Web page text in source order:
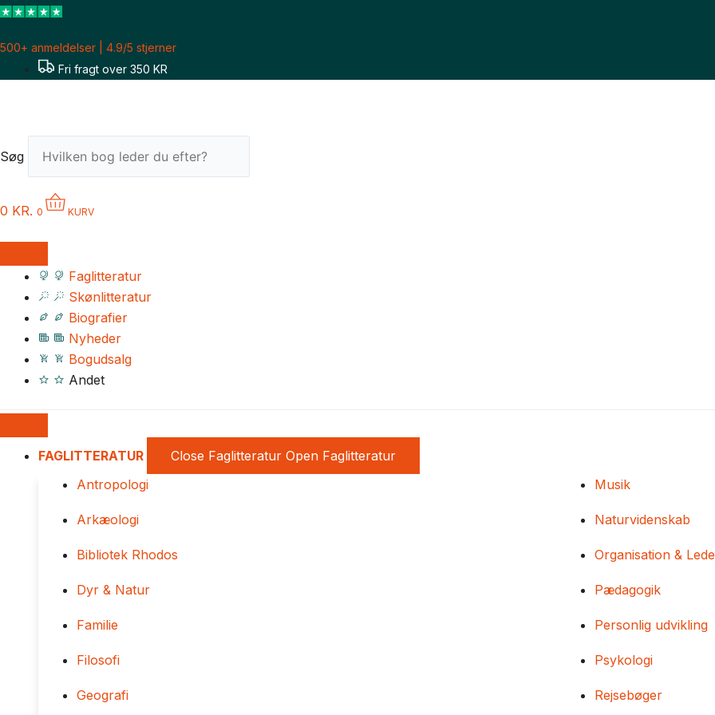
Gå
indholdet
500+ anmeldelser | 4.9/5 stjerner
Fri fragt over 350 KR
Søg
0 KR. 0 KURV
Faglitteratur
Skønlitteratur
Biografier
Nyheder
Bogudsalg
Andet
FAGLITTERATUR Close Faglitteratur Open Faglitteratur
Antropologi
Arkæologi
Bibliotek Rhodos
Dyr & Natur
Familie
Filosofi
Geografi
Musik
Naturvidenskab
Organisation &
Pædagogik
Personlig udvikling
Psykologi
Rejsebøger